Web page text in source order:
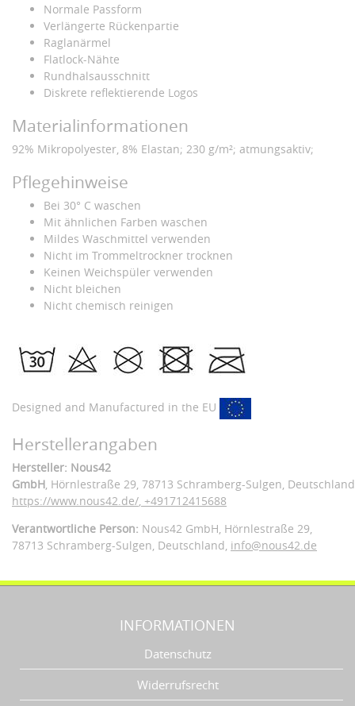
Normale Passform
Verlängerte Rückenpartie
Raglanärmel
Flatlock-Nähte
Rundhalsausschnitt
Diskrete reflektierende Logos
Materialinformationen
92% Mikropolyester, 8% Elastan; 230 g/m²; atmungsaktiv;
Pflegehinweise
Bei 30° C waschen
Mit ähnlichen Farben waschen
Mildes Waschmittel verwenden
Nicht im Trommeltrockner trocknen
Keinen Weichspüler verwenden
Nicht bleichen
Nicht chemisch reinigen
Designed and Manufactured in the EU
Herstellerangaben
Hersteller: Nous42
GmbH , Hörnlestraße 29 , 78713 Schramberg-Sulgen, Deutschland
https://www.nous42.de/ +491712415688
Verantwortliche Person: Nous42 GmbH, Hörnlestraße 29,
78713 Schramberg-Sulgen, Deutschland info@nous42.de
INFORMATIONEN
Datenschutz
Widerrufsrecht